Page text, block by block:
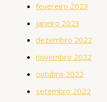
fevereiro 2023
janeiro 2023
dezembro 2022
novembro 2022
outubro 2022
setembro 2022